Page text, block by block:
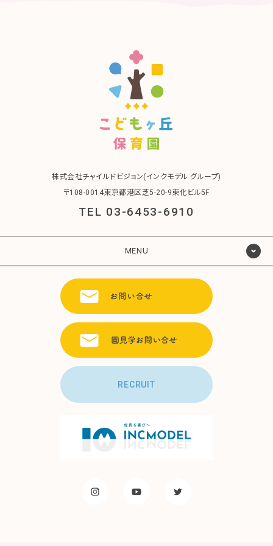
株式会社チャイルドビジョン(インクモデル グループ)
〒108-0014東京都港区芝5-20-9東化ビル5F
TEL 03-6453-6910
MENU
RECRUIT